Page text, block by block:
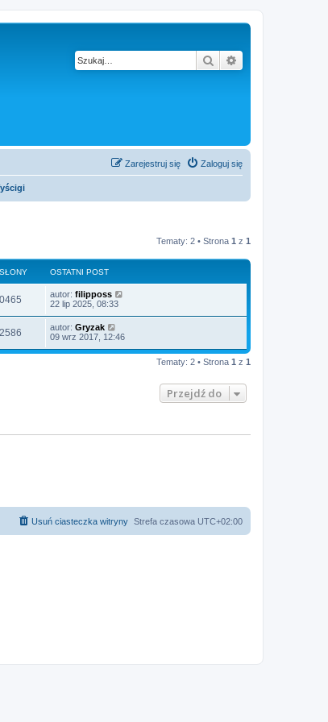
Szukaj
Zaloguj się
Zarejestruj się
Tematy: 2 • Strona 1 z 1
OSTATNI POST
autor: filipposs
22 lip 2025, 08:33
autor: Gryzak
09 wrz 2017, 12:46
Tematy: 2 • Strona 1 z 1
Przejdź do
Strefa czasowa UTC+02:00
Usuń ciasteczka witryny